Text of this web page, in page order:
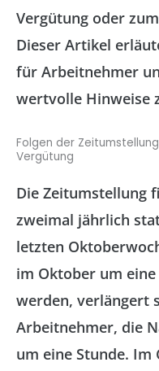
Vergütung oder
Dieser Artikel
für Arbeitnehmer
wertvolle Hinweise
Folgen der
Vergütung
Die Zeitumstellung
zweimal jährlich
letzten
im Oktober um
werden, verlängert
Arbeitnehmer, die
um eine Stunde. Im